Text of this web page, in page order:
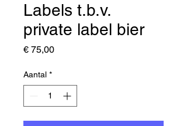
Labels t.b.v.
private label bier
€ 75,00Prijs
Aantal *